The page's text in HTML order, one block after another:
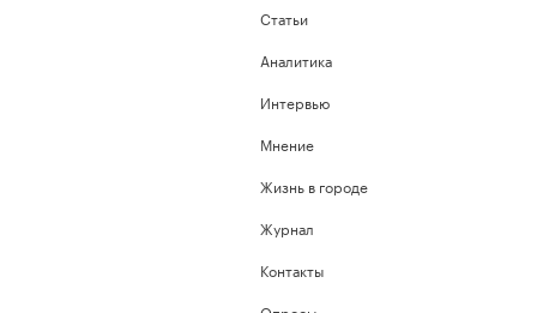
Статьи
Аналитика
Интервью
Мнение
Жизнь в городе
Журнал
Контакты